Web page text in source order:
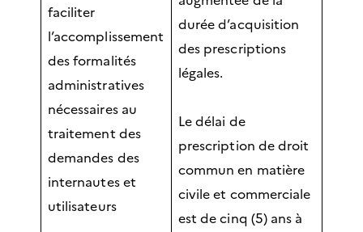
faciliter
l’accomplissement
des formalités
administratives
nécessaires au
traitement des
demandes des
internautes et
utilisateurs
durée d’acquisition
des prescriptions
légales.
Le délai de
prescription de droit
commun en matière
civile et commerciale
est de cinq (5) ans à